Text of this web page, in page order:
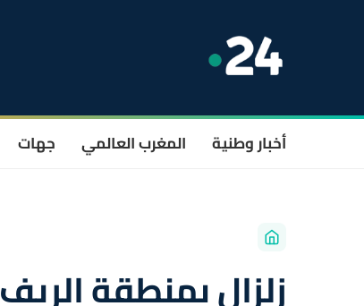
أخبار وطنية المغرب العالمي جهات
زلزال بمنطقة الريف